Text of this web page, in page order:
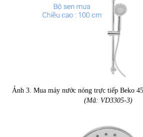
Ảnh 3. Mua máy nước nóng trực tiếp Beko
(Mã: VD3305-3)